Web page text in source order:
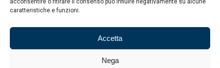
acconsentire o ritirare il consenso può influire negativamente su alcune
caratteristiche e funzioni.
Accetta
Nega
Vetrate Panoramiche
Vetrate isolanti con Super Spacer
Screen glass
Vetrate isolanti ad alte prestazioni